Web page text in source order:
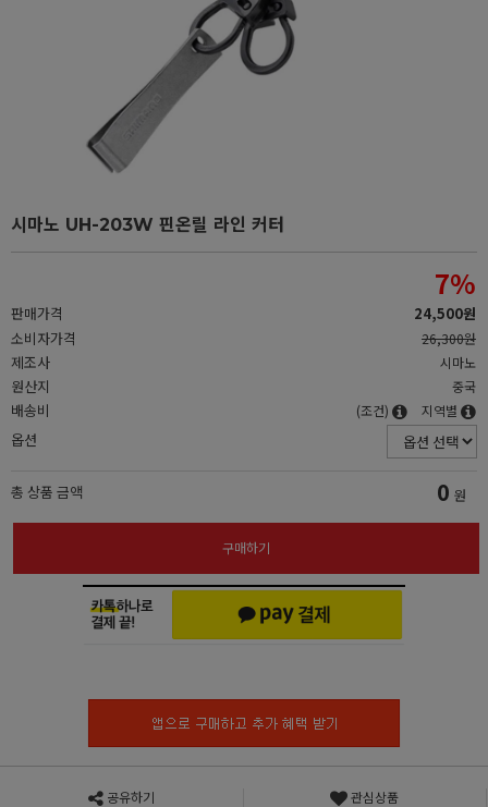
시마노 UH-203W 핀온릴 라인 커터
판매가격
7%
24,500원
소비자가격
26,300원
제조사 시마노
원산지 중국
배송비 (조건) 지역별
옵션
총 상품 금액 0 원
구매하기
공유하기 관심상품